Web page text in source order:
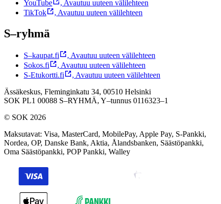
YouTube
, Avautuu uuteen välilehteen
TikTok
, Avautuu uuteen välilehteen
S–ryhmä
S–kaupat.fi , Avautuu uuteen välilehteen
Sokos.fi
, Avautuu uuteen välilehteen
S-Etukortti.fi
, Avautuu uuteen välilehteen
Ässäkeskus, Fleminginkatu 34, 00510 Helsinki
SOK PL1 00088 S–RYHMÄ, Y–tunnus 0116323–1
© SOK 2026
Maksutavat: Visa, MasterCard, MobilePay, Apple Pay, S-Pankki,
Nordea, OP, Danske Bank, Aktia, Ålandsbanken, Säästöpankki,
Oma Säästöpankki, POP Pankki, Walley